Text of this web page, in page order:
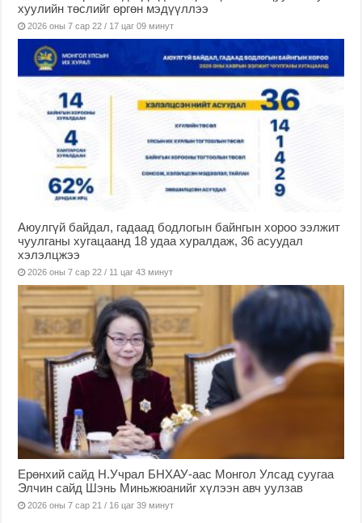
хуулийн төслийг өргөн мэдүүллээ
2026 оны 7 сар 22 / 17 цаг 09 минут
Аюулгүй байдал, гадаад бодлогын байнгын хороо ээлжит
чуулганы хугацаанд 18 удаа хуралдаж, 36 асуудал
хэлэлцжээ
2026 оны 7 сар 22 / 11 цаг 43 минут
Ерөнхий сайд Н.Учрал БНХАУ-аас Монгол Улсад суугаа
Элчин сайд Шэнь Миньжюанийг хүлээн авч уулзав
2026 оны 7 сар 21 / 16 цаг 39 минут